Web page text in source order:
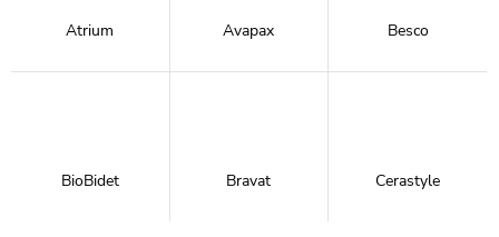
Atrium Avapax Besco
BioBidet Bravat Cerastyle